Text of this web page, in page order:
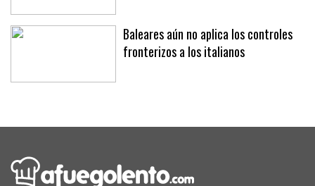
Baleares aún no aplica los controles
fronterizos a los italianos